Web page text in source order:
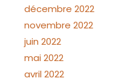
décembre 2022
novembre 2022
juin 2022
mai 2022
avril 2022